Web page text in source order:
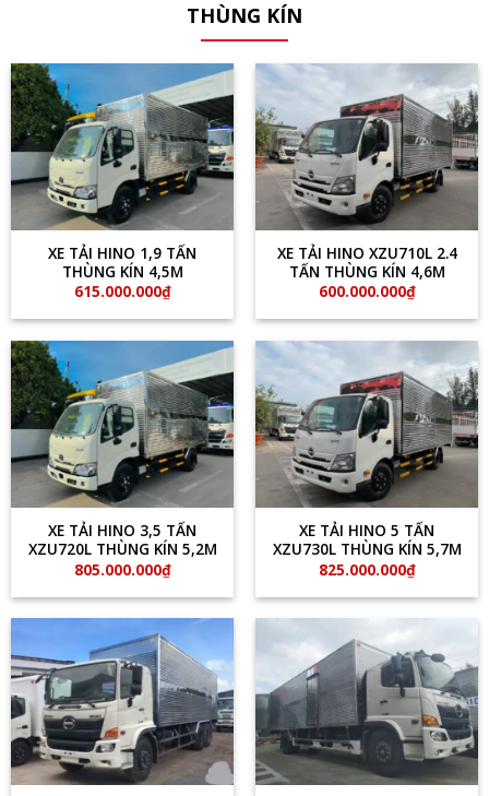
THÙNG KÍN
XE TẢI HINO 1,9 TẤN
THÙNG KÍN 4,5M
615.000.000₫
XE TẢI HINO XZU710L 2.4
TẤN THÙNG KÍN 4,6M
600.000.000₫
XE TẢI HINO 3,5 TẤN
XZU720L THÙNG KÍN 5,2M
805.000.000₫
XE TẢI HINO 5 TẤN
XZU730L THÙNG KÍN 5,7M
825.000.000₫